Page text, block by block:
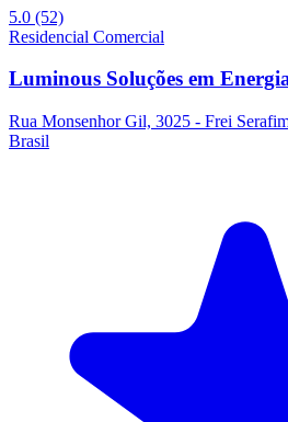
5.0 (52)
Residencial Comercial
Luminous Soluções em
Rua Monsenhor Gil, 3025 - Frei
Brasil